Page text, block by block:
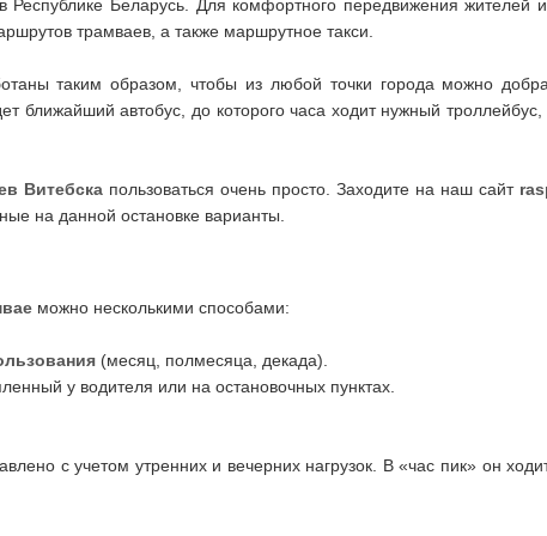
Беларусь. Для комфортного передвижения жителей
трамваев, а также маршрутное такси.
таким образом, чтобы из любой точки города можно
ближайший автобус, до которого часа ходит нужный
Витебскапользоваться очень просто. Заходите на наш сайт
на данной остановке варианты.
можно несколькими способами:
(месяц, полмесяца, декада).
у водителя или на остановочных пунктах.
с учетом утренних и вечерних нагрузок. В «час пик» он